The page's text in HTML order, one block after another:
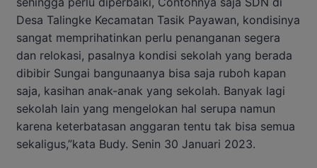
Desa Talingke Kecamatan Tasik Payawan, kondisinya
sangat memprihatinkan perlu penanganan segera
dan relokasi, pasalnya kondisi sekolah yang berada
dibibir Sungai bangunaanya bisa saja ruboh kapan
saja, kasihan anak-anak yang sekolah. Banyak lagi
sekolah lain yang mengelokan hal serupa namun
karena keterbatasan anggaran tentu tak bisa semua
sekaligus,”kata Budy. Senin 30 Januari 2023.